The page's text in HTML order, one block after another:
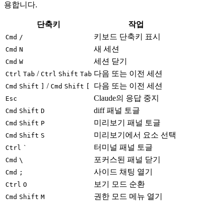
용합니다.
단축키 작업
Cmd / 키보드 단축키 표시
Cmd N 새 세션
Cmd W 세션 닫기
Ctrl Tab / Ctrl Shift Tab 다음 또는 이전 세션
Cmd Shift / Cmd Shift 다음 또는 이전 세션
Esc Claude의 응답 중지
Cmd Shift D diff 패널 토글
Cmd Shift P 미리보기 패널 토글
Cmd Shift S 미리보기에서 요소 선택
Ctrl ` 터미널 패널 토글
Cmd \ 포커스된 패널 닫기
Cmd ; 사이드 채팅 열기
Ctrl O 보기 모드 순환
Cmd Shift M 권한 모드 메뉴 열기